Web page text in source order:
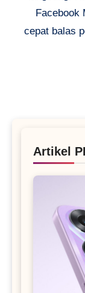
Facebook
cepat balas
Artikel